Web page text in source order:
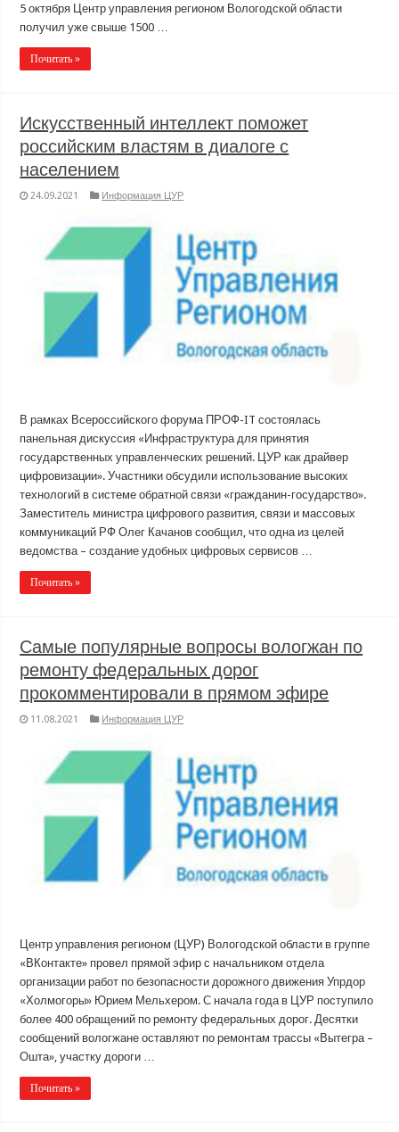
5 октября Центр управления регионом Вологодской области
получил уже свыше 1500 …
Почитать »
Искусственный интеллект поможет
российским властям в диалоге с
населением
24.09.2021 Информация ЦУР
В рамках Всероссийского форума ПРОФ-IT состоялась
панельная дискуссия «Инфраструктура для принятия
государственных управленческих решений. ЦУР как драйвер
цифровизации». Участники обсудили использование высоких
технологий в системе обратной связи «гражданин-государство».
Заместитель министра цифрового развития, связи и массовых
коммуникаций РФ Олег Качанов сообщил, что одна из целей
ведомства – создание удобных цифровых сервисов …
Почитать »
Самые популярные вопросы вологжан по
ремонту федеральных дорог
прокомментировали в прямом эфире
11.08.2021 Информация ЦУР
Центр управления регионом (ЦУР) Вологодской области в группе
«ВКонтакте» провел прямой эфир с начальником отдела
организации работ по безопасности дорожного движения Упрдор
«Холмогоры» Юрием Мельхером. С начала года в ЦУР поступило
более 400 обращений по ремонту федеральных дорог. Десятки
сообщений вологжане оставляют по ремонтам трассы «Вытегра –
Ошта», участку дороги …
Почитать »